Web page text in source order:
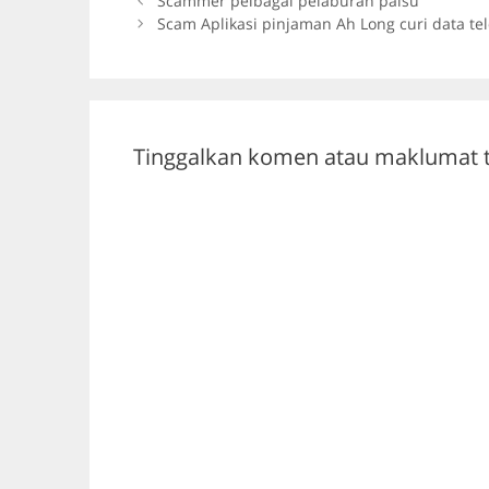
b a
m
A
Scam Aplikasi pinjaman Ah Long curi data
Tinggalkan komen atau maklumat